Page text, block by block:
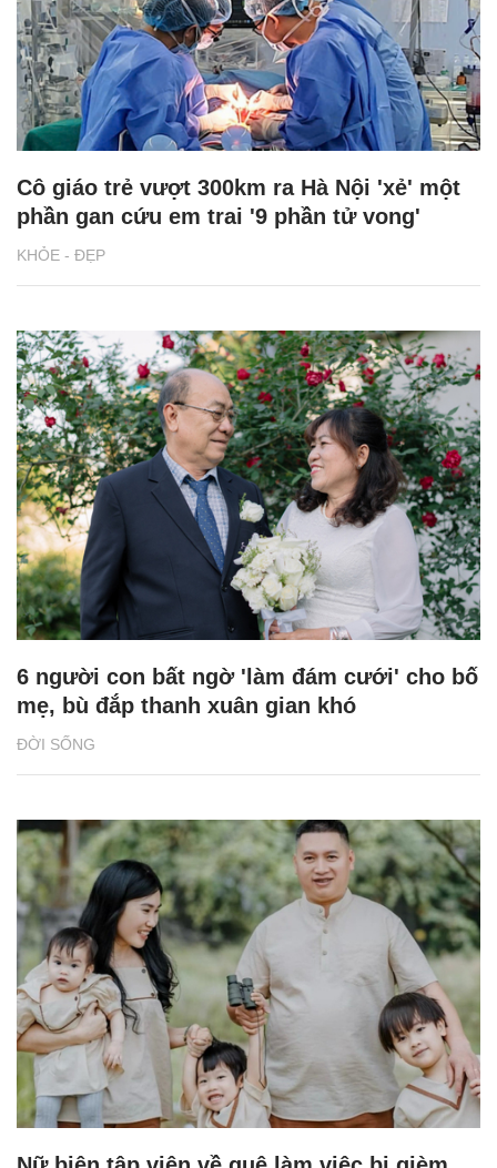
KHỎE - ĐẸP
Cô giáo trẻ vượt 300km ra Hà Nội 'xẻ' một
phần gan cứu em trai '9 phần tử vong'
ĐỜI SỐNG
6 người con bất ngờ 'làm đám cưới' cho bố
mẹ, bù đắp thanh xuân gian khó